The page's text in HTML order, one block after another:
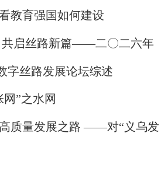
教育强国如何建设
共启丝路新篇——二〇二六年
字丝路发展论坛综述
”之水网
质量发展之路 ——对“义乌发